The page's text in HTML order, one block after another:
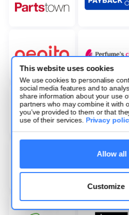
This website uses cookies
We use cookies to personalise
social media features and to
share information about your use
partners who may combine it with
you’ve provided to them or that
use of their services. Privacy
Allow all
Customize